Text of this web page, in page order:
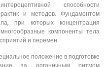
способности
и методов. Фундаментом
при которых концентрация
компоненты тела
и перемен.
положение в подготовке
за органичным ритмом